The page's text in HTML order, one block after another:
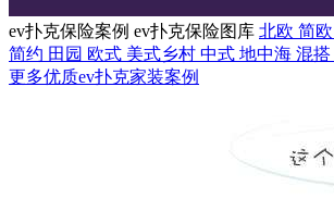
ev扑克保险案例 ev扑克保险图库 北欧 简欧
简约 田园 欧式 美式乡村 中式 地中海 混搭
更多优质ev扑克家装案例